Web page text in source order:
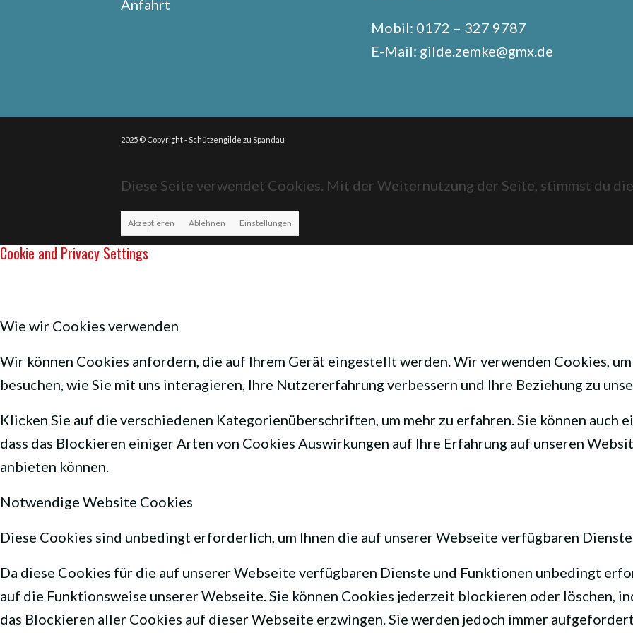
Anfahrt
Mobil: 0172 – 327 9787
E-Mail: gilde.zemke@gmx.de
2025 © Copyright - Schützengilde zu Spandau
Diese Seite verwendet Cookies. Mit der Weiternutzung der Seite, stimmst du
Akzeptieren Ablehnen Einstellungen
Cookie and Privacy Settings
Wie wir Cookies verwenden
Wir können Cookies anfordern, die auf Ihrem Gerät eingestellt werden. Wir verwenden Cookies,
besuchen, wie Sie mit uns interagieren, Ihre Nutzererfahrung verbessern und Ihre Beziehung zu
Klicken Sie auf die verschiedenen Kategorienüberschriften, um mehr zu erfahren. Sie können auch
dass das Blockieren einiger Arten von Cookies Auswirkungen auf Ihre Erfahrung auf unseren
anbieten können.
Notwendige Website Cookies
Diese Cookies sind unbedingt erforderlich, um Ihnen die auf unserer Webseite verfügbaren
Da diese Cookies für die auf unserer Webseite verfügbaren Dienste und Funktionen unbedingt
auf die Funktionsweise unserer Webseite. Sie können Cookies jederzeit blockieren oder löschen,
das Blockieren aller Cookies auf dieser Webseite erzwingen. Sie werden jedoch immer